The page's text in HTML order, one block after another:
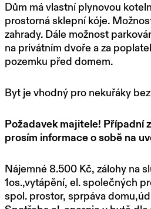
Dům má vlastní plynovou
prostorná sklepní kóje.
zahrady. Dále možnost
na privátním dvoře a za
pozemku před domem.
Byt je vhodný pro nekuřáky
Požadavek majitele! Případní
prosím informace o sobě na
Nájemné 8.500 Kč, zálohy na
1os.,vytápění, el. společných
spol. prostor, sprpáva